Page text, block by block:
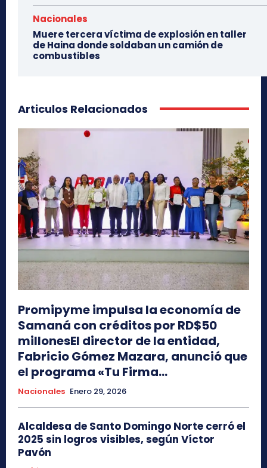
Nacionales
Muere tercera víctima de explosión en taller
de Haina donde soldaban un camión de
combustibles
Articulos Relacionados
Promipyme impulsa la economía de
Samaná con créditos por RD$50
millonesEl director de la entidad,
Fabricio Gómez Mazara, anunció que
el programa «Tu Firma...
Nacionales Enero 29, 2026
Alcaldesa de Santo Domingo Norte cerró el
2025 sin logros visibles, según Víctor
Pavón